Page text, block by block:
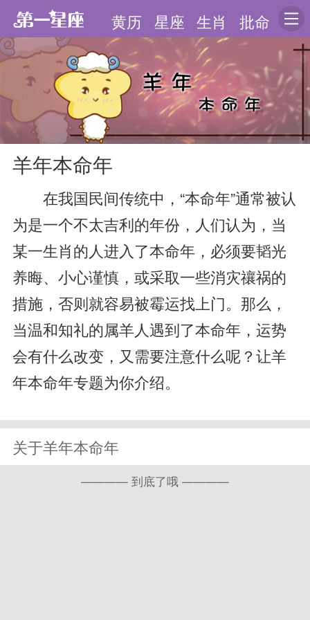
黄历 星座 生肖 批命
羊年本命年
在我国民间传统中，“本命年”通常被认
为是一个不太吉利的年份，人们认为，当
某一生肖的人进入了本命年，必须要韬光
养晦、小心谨慎，或采取一些消灾禳祸的
措施，否则就容易被霉运找上门。那么，
当温和知礼的属羊人遇到了本命年，运势
会有什么改变，又需要注意什么呢？让羊
年本命年专题为你介绍。
关于羊年本命年
———— 到底了哦 ————